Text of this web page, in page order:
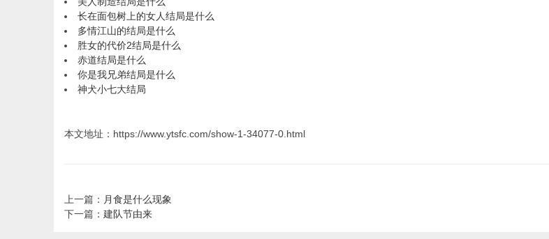
长在面包树上的女人结局是什么
多情江山的结局是什么
胜女的代价2结局是什么
赤道结局是什么
你是我兄弟结局是什么
神犬小七大结局
本文地址：https://www.ytsfc.com/show-1-34077-0.html
上一篇： 月食是什么现象
下一篇： 建队节由来